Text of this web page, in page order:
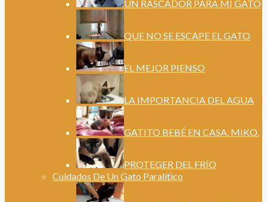
UN RASCADOR PARA MI GATO
QUE NO SE ESCAPE EL GATO
EL MEJOR PIENSO
LA IMPORTANCIA DEL AGUA
GATITO BEBÉ EN CASA. MIKO.
PROTEGER DEL FRÍO
Cuidados De Un Gato Paralítico